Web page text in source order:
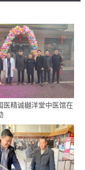
医精诚樾洋堂中医馆在